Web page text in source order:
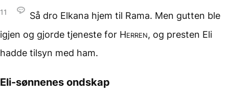
11
Så dro Elkana hjem til Rama. Men gutten ble
igjen og gjorde tjeneste for Herren, og presten Eli
hadde tilsyn med ham.
Eli-sønnenes ondskap